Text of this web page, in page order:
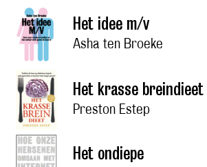
Het idee m/v
Asha ten Broeke
Het krasse breindieet
Preston Estep
Het ondiepe